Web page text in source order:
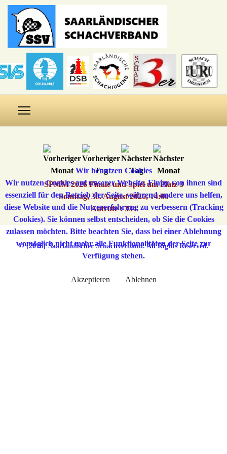
SPMM 2026 Finale und Spiel um Platz 3
Sonntag, 30. August 2026, 14:00
Aufrufe: 334
© {2016} Saarländischer Schachverband. All Rights Reserved.
Wir benutzen Cookies
Wir nutzen Cookies auf unserer Website. Einige von ihnen sind
essenziell für den Betrieb der Seite, während andere uns helfen,
diese Website und die Nutzererfahrung zu verbessern (Tracking
Cookies). Sie können selbst entscheiden, ob Sie die Cookies
zulassen möchten. Bitte beachten Sie, dass bei einer Ablehnung
womöglich nicht mehr alle Funktionalitäten der Seite zur
Verfügung stehen.
Akzeptieren Ablehnen